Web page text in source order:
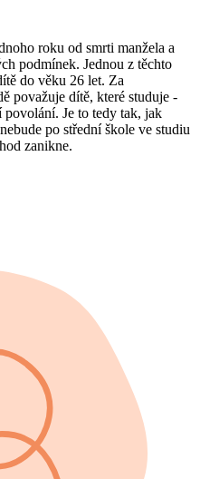
roku od smrti manžela a
podmínek. Jednou z těchto
do věku 26 let. Za
považuje dítě, které studuje -
povolání. Je to tedy tak, jak
po střední škole ve studiu
zanikne.